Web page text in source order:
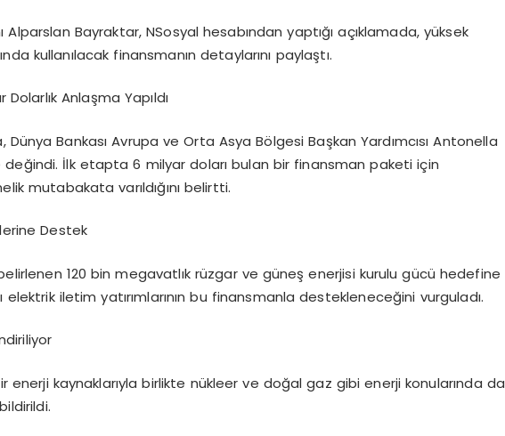
Alparslan Bayraktar, NSosyal hesabından yaptığı açıklamada, yüksek
kullanılacak finansmanın detaylarını paylaştı.
Anlaşma Yapıldı
Dünya Bankası Avrupa ve Orta Asya Bölgesi Başkan Yardımcısı Antonella
değindi. İlk etapta 6 milyar doları bulan bir finansman paketi için
mutabakata varıldığını belirtti.
Destek
120 bin megavatlık rüzgar ve güneş enerjisi kurulu gücü hedefine
iletim yatırımlarının bu finansmanla destekleneceğini vurguladı.
enerji kaynaklarıyla birlikte nükleer ve doğal gaz gibi enerji konularında da